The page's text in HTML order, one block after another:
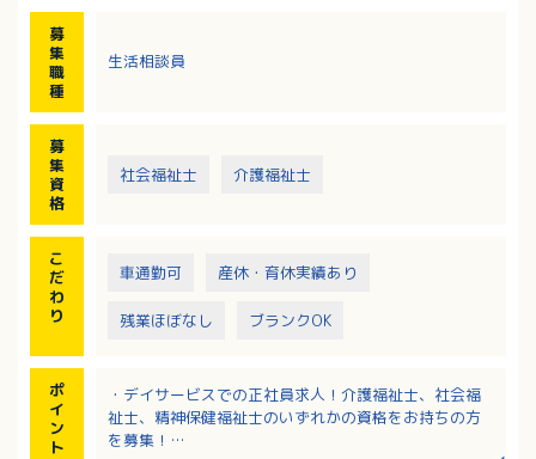
募
集
職
種
生活相談員
募
集
資
格
社会福祉士 介護福祉士
こ
だ
わ
り
車通勤可 産休・育休実績あり
残業ほぼなし ブランクOK
ポ
イ
ン
ト
・デイサービスでの正社員求人！介護福祉士、社会福
祉士、精神保健福祉士のいずれかの資格をお持ちの方
を募集！